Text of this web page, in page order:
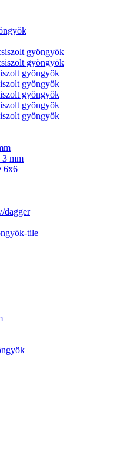
gyöngyök
gyöngyök
gyöngyök
gyöngyök
gyöngyök
gyöngyök
gyöngyök
3 mm
6x6
dagger
tile